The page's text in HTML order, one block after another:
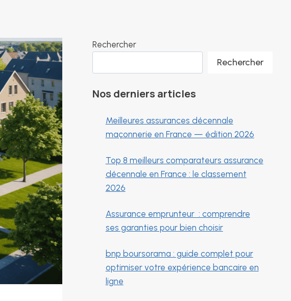
Rechercher
Rechercher
Nos derniers articles
Meilleures assurances décennale
maçonnerie en France — édition 2026
Top 8 meilleurs comparateurs assurance
décennale en France : le classement
2026
Assurance emprunteur : comprendre
ses garanties pour bien choisir
bnp boursorama : guide complet pour
optimiser votre expérience bancaire en
ligne